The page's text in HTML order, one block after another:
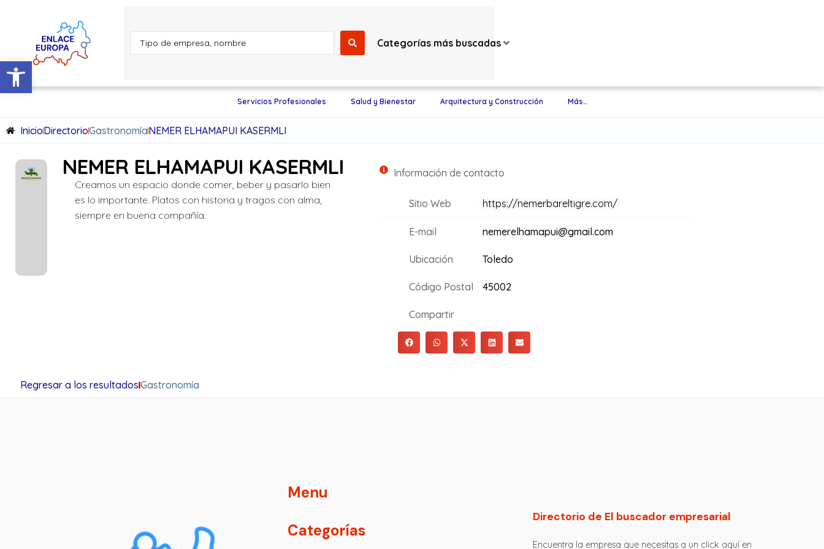
Abrir barra de herramientas
Categorías más buscadas
Servicios Profesionales Salud y Bienestar Arquitectura y Construcción Más…
InicioDirectorioGastronomíaNEMER ELHAMAPUI KASERMLI
NEMER ELHAMAPUI KASERMLI
Creamos un espacio donde comer, beber y pasarlo bien
es lo importante. Platos con historia y tragos con alma,
siempre en buena compañía.
Información de contacto
Sitio Web https://nemerbareltigre.com/
E-mail nemerelhamapui@gmail.com
Ubicación Toledo
Código Postal 45002
Compartir
Regresar a los resultadosGastronomía
Menu
Categorías
Directorio de El buscador empresarial
Encuentra la empresa que necesitas a un click aquí en